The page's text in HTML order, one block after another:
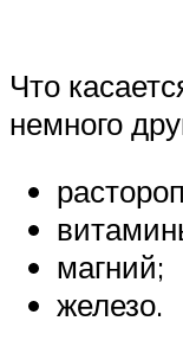
Что
немного
магний;
железо.